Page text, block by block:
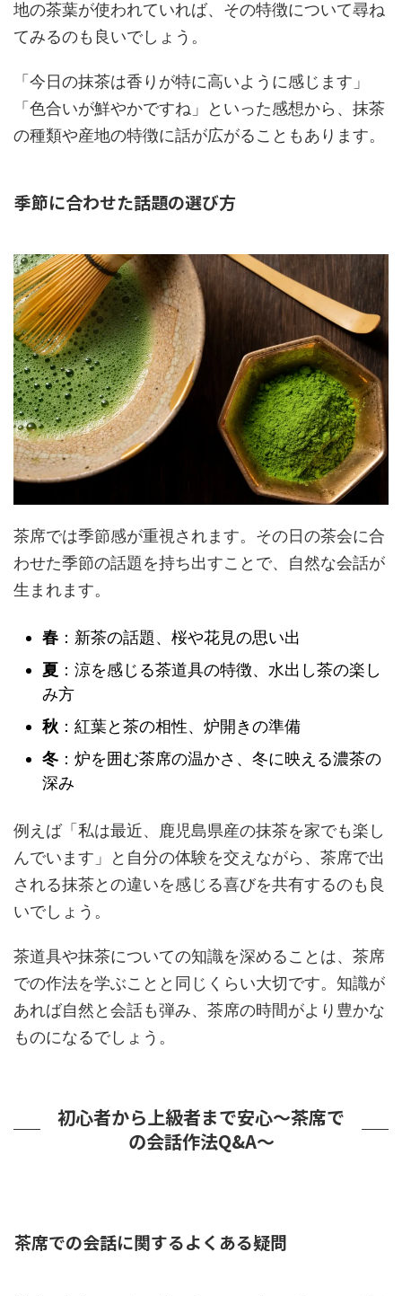
地の茶葉が使われていれば、その特徴について尋ね
てみるのも良いでしょう。
「今日の抹茶は香りが特に高いように感じます」
「色合いが鮮やかですね」といった感想から、抹茶
の種類や産地の特徴に話が広がることもあります。
季節に合わせた話題の選び方
茶席では季節感が重視されます。その日の茶会に合
わせた季節の話題を持ち出すことで、自然な会話が
生まれます。
春：新茶の話題、桜や花見の思い出
夏 ：涼を感じる茶道具の特徴、水出し茶の楽し
み方
秋 ：紅葉と茶の相性、炉開きの準備
冬 ：炉を囲む茶席の温かさ、冬に映える濃茶の
深み
例えば「私は最近、鹿児島県産の抹茶を家でも楽し
んでいます」と自分の体験を交えながら、茶席で出
される抹茶との違いを感じる喜びを共有するのも良
いでしょう。
茶道具や抹茶についての知識を深めることは、茶席
での作法を学ぶことと同じくらい大切です。知識が
あれば自然と会話も弾み、茶席の時間がより豊かな
ものになるでしょう。
初心者から上級者まで安心～茶席で
の会話作法Q&A～
茶席での会話に関するよくある疑問